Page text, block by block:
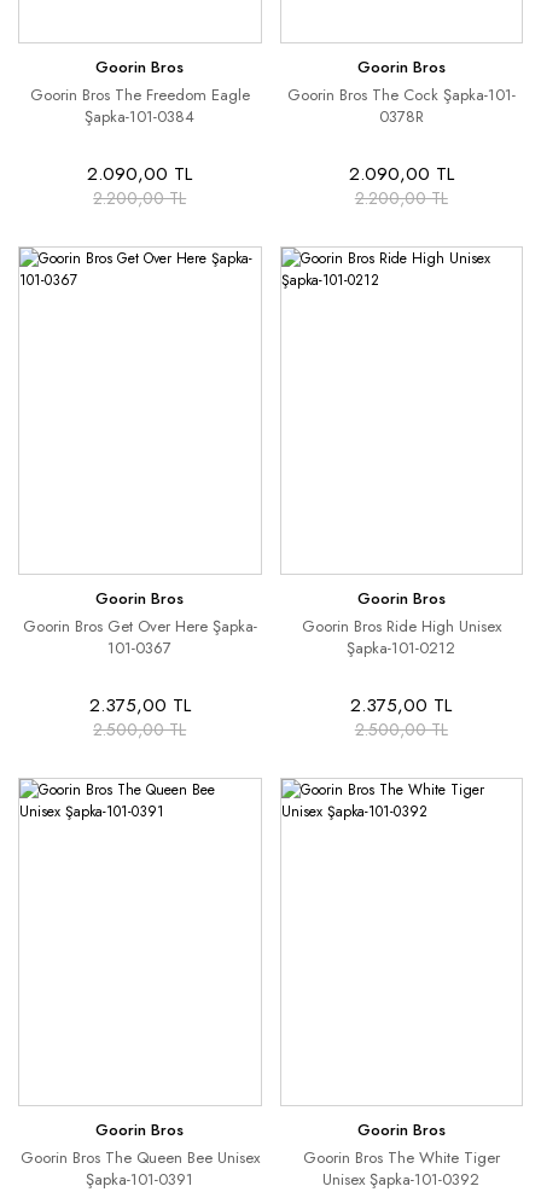
Goorin Bros
Goorin Bros The Freedom Eagle
Şapka-101-0384
2.090,00 TL
2.200,00 TL
Goorin Bros
Goorin Bros The Cock Şapka-101-
0378R
2.090,00 TL
2.200,00 TL
Goorin Bros
Goorin Bros Get Over Here Şapka-
101-0367
2.375,00 TL
2.500,00 TL
Goorin Bros
Goorin Bros Ride High Unisex
Şapka-101-0212
2.375,00 TL
2.500,00 TL
Goorin Bros
Goorin Bros The Queen Bee Unisex
Şapka-101-0391
Goorin Bros
Goorin Bros The White Tiger
Unisex Şapka-101-0392